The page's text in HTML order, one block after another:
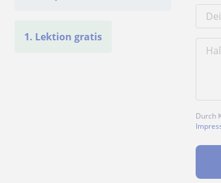
1. Lektion gratis
Durch